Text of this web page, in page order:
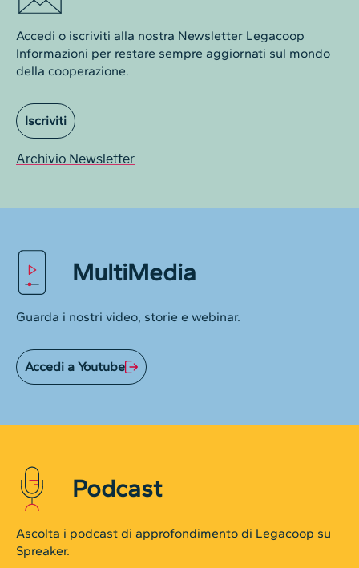
Accedi o iscriviti alla nostra Newsletter Legacoop
Informazioni per restare sempre aggiornati sul mondo
della cooperazione.
Iscriviti
Archivio Newsletter
MultiMedia
Guarda i nostri video, storie e webinar.
Accedi a Youtube
Podcast
Ascolta i podcast di approfondimento di Legacoop su
Spreaker.